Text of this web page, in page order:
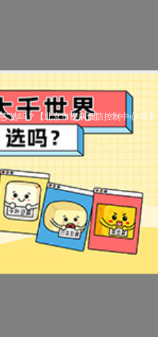
”选吗？【北京市疾病预防控制中心 宣】